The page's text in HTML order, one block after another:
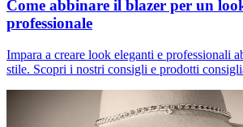
Come abbinare il blazer per un
professionale
Impara a creare look eleganti e professionali
stile. Scopri i nostri consigli e prodotti